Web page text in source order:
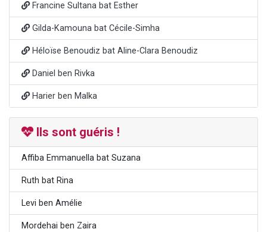
Francine Sultana bat Esther
Gilda-Kamouna bat Cécile-Simha
Héloïse Benoudiz bat Aline-Clara Benoudiz
Daniel ben Rivka
Harier ben Malka
Ils sont guéris !
Affiba Emmanuella bat Suzana
Ruth bat Rina
Levi ben Amélie
Mordehai ben Zaira